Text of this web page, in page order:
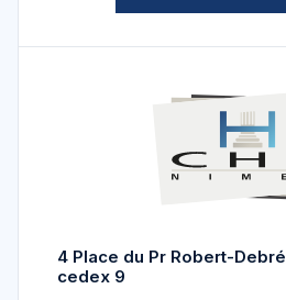
4 Place du Pr Robert-
cedex 9